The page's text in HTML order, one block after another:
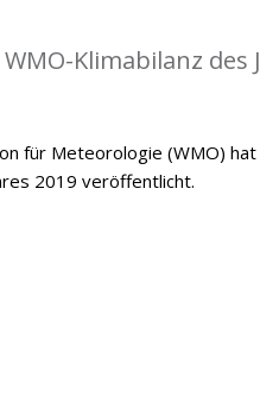
Klimabilanz des
für Meteorologie (WMO)
2019 veröffentlicht.